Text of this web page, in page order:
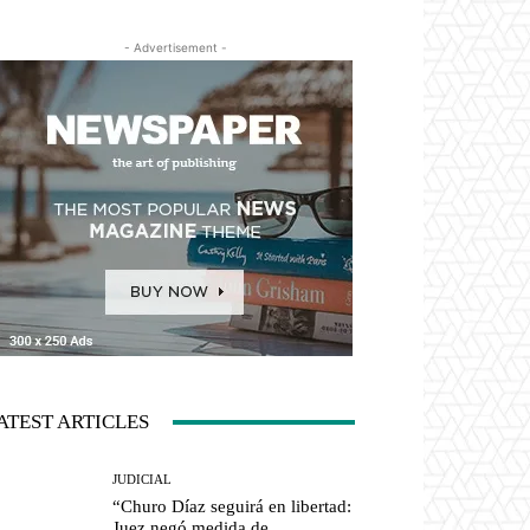
- Advertisement -
ARTICLES
JUDICIAL
“Churo Díaz seguirá en libertad: